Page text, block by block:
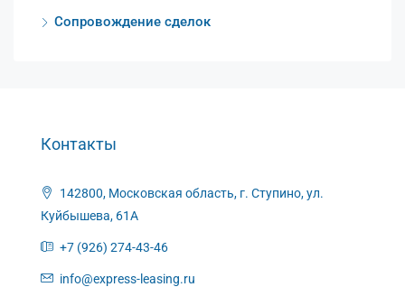
Сопровождение сделок
Контакты
142800, Московская область, г. Ступино, ул.
Куйбышева, 61А
+7 (926) 274-43-46
info@express-leasing.ru